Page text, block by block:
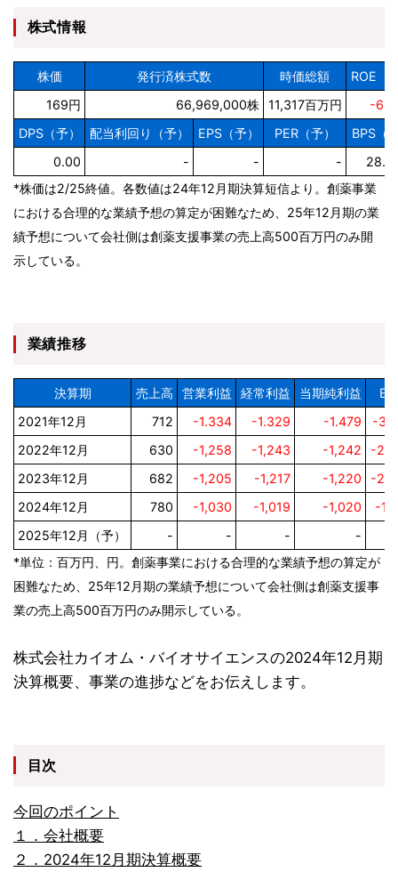
株式情報
株価 発行済株式数 時価総額
ROE（
169円
66,969,000株 11,317百万円
-
DPS（予）
配当利回り（予） EPS（予） PER（予）
BPS（
0.00
- - -
*株価は2/25終値。各数値は24年12月期決算短信より。創薬事業
における合理的な業績予想の算定が困難なため、25年12月期の業
績予想について会社側は創薬支援事業の売上高500百万円のみ開
示している。
業績推移
決算期 売上高 営業利益 経常利益 当期純利益
2021年12月
712 -1.334 -1.329 -1.479
-
2022年12月
630 -1,258 -1,243 -1,242
-
2023年12月
682 -1,205 -1,217 -1,220
-
2024年12月
780 -1,030 -1,019 -1,020
-
2025年12月（予）
- - -
-
*単位：百万円、円。創薬事業における合理的な業績予想の算定が
困難なため、25年12月期の業績予想について会社側は創薬支援事
業の売上高500百万円のみ開示している。
株式会社カイオム・バイオサイエンスの2024年12月期
決算概要、事業の進捗などをお伝えします。
目次
今回のポイント
１．会社概要
２．2024年12月期決算概要